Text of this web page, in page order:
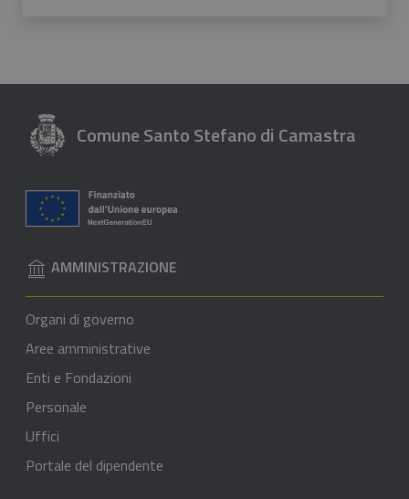
Comune Santo Stefano di Camastra
AMMINISTRAZIONE
Organi di governo
Aree amministrative
Enti e Fondazioni
Personale
Uffici
Portale del dipendente